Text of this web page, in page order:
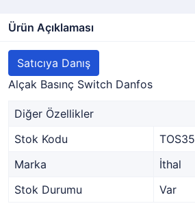
Ürün Açıklaması
Satıcıya Danış
Alçak Basınç Switch Danfos
Diğer Özellikler
Stok Kodu
TOS35
Marka
İthal
Stok Durumu
Var